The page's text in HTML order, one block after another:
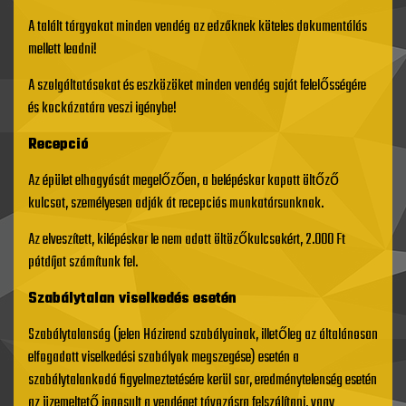
A talált tárgyakat minden vendég az edzőknek köteles dokumentálás
mellett leadni!
A szolgáltatásokat és eszközöket minden vendég saját felelősségére
és kockázatára veszi igénybe!
Recepció
Az épület elhagyását megelőzően, a belépéskor kapott öltőző
kulcsot, személyesen adják át recepciós munkatársunknak.
Az elveszített, kilépéskor le nem adott öltözőkulcsokért, 2.000 Ft
pótdíjat számítunk fel.
Szabálytalan viselkedés esetén
Szabálytalanság (jelen Házirend szabályainak, illetőleg az általánosan
elfogadott viselkedési szabályok megszegése) esetén a
szabálytalankodó figyelmeztetésére kerül sor, eredménytelenség esetén